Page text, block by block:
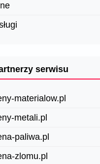
serwisu
materialow.pl
metali.pl
paliwa.pl
zlomu.pl